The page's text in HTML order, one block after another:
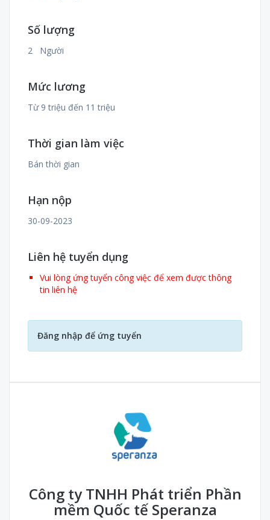
Số lượng
2 Người
Mức lương
Từ 9 triệu đến 11 triệu
Thời gian làm việc
Bán thời gian
Hạn nộp
30-09-2023
Liên hệ tuyển dụng
Vui lòng ứng tuyển công việc để xem được thông
tin liên hệ
Đăng nhập để ứng tuyển
Công ty TNHH Phát triển Phần
mềm Quốc tế Speranza